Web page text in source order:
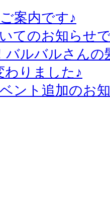
案内です♪
てのお知らせ
バルバルさん
わりました♪
ント追加のお